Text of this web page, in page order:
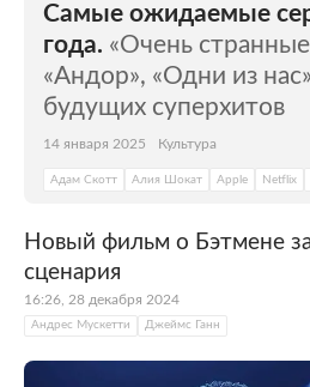
Самые ожидаемые
года. «Очень
«Андор», «Одни из
будущих суперхитов
14 января 2025 Культура
Адам Скотт Алия Шокат Apple Netflix
Новый фильм о Бэтмене
сценария
16:26, 28 декабря 2024
Андрес Мускетти Джеймс Ганн